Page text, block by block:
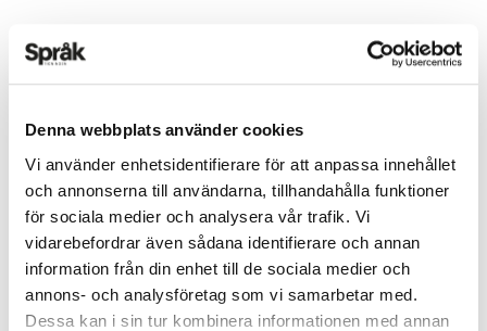
Denna webbplats använder cookies
Vi använder enhetsidentifierare för att anpassa innehållet
och annonserna till användarna, tillhandahålla funktioner
för sociala medier och analysera vår trafik. Vi
vidarebefordrar även sådana identifierare och annan
information från din enhet till de sociala medier och
annons- och analysföretag som vi samarbetar med.
Dessa kan i sin tur kombinera informationen med annan
5 vanligaste
svenskspråkiga första
förnamnen för nyfödda
i Finland 2017